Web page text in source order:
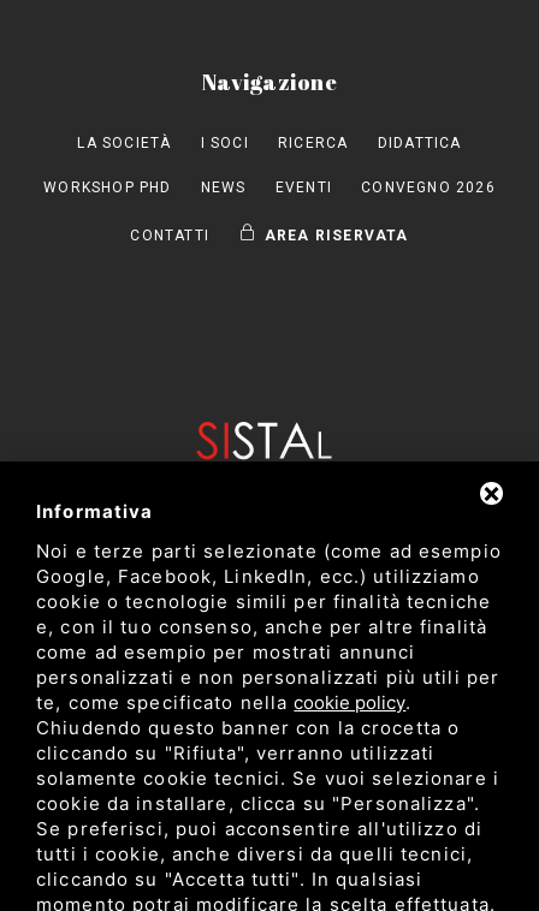
Navigazione
LA SOCIETÀ I SOCI RICERCA DIDATTICA
WORKSHOP PHD NEWS EVENTI CONVEGNO 2026
CONTATTI AREA RISERVATA
Dipartimento di Bioscienze e Tecnologie Agro Alimentari e
Ambientali
Università degli Studi di Teramo
C.F. 80052650548 •Privacy•Sitemap • Questo sito è protetto
da Google reCAPTCHA v3,Privacy PolicyeTerms of Service
Google.
Informativa
Noi e terze parti selezionate (come ad esempio
Google, Facebook, LinkedIn, ecc.) utilizziamo
cookie o tecnologie simili per finalità tecniche
e, con il tuo consenso, anche per altre finalità
come ad esempio per mostrati annunci
personalizzati e non personalizzati più utili per
te, come specificato nellacookie policy.
Chiudendo questo banner con la crocetta o
cliccando su "Rifiuta", verranno utilizzati
solamente cookie tecnici. Se vuoi selezionare i
cookie da installare, clicca su "Personalizza".
Se preferisci, puoi acconsentire all'utilizzo di
tutti i cookie, anche diversi da quelli tecnici,
cliccando su "Accetta tutti". In qualsiasi
momento potrai modificare la scelta effettuata.